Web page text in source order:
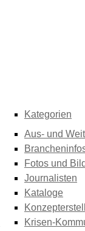
Kategorien
Aus- und
Fotos und
Journalisten
Kataloge
Krisen-